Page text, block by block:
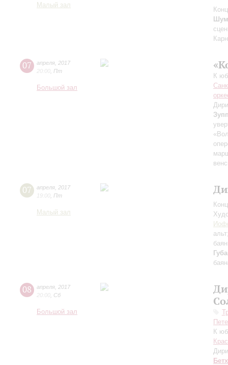
Малый зал
07 апреля 2017
20:00 Пт
Большой зал
К
07 апреля 2017
19:00 Пт
Малый зал
баян
08 апреля 2017
20:00 Сб
Большой зал
К